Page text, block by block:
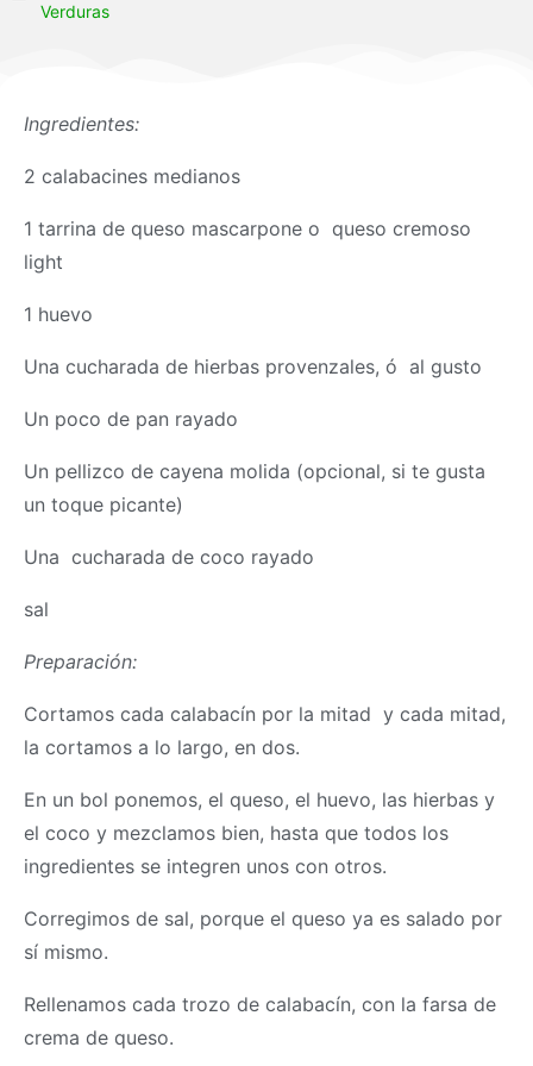
Verduras
Ingredientes:
2 calabacines medianos
1 tarrina de queso mascarpone o queso cremoso
light
1 huevo
Una cucharada de hierbas provenzales, ó al gusto
Un poco de pan rayado
Un pellizco de cayena molida (opcional, si te gusta
un toque picante)
Una cucharada de coco rayado
sal
Preparación:
Cortamos cada calabacín por la mitad y cada mitad,
la cortamos a lo largo, en dos.
En un bol ponemos, el queso, el huevo, las hierbas y
el coco y mezclamos bien, hasta que todos los
ingredientes se integren unos con otros.
Corregimos de sal, porque el queso ya es salado por
sí mismo.
Rellenamos cada trozo de calabacín, con la farsa de
crema de queso.